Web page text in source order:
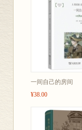
一间自己的房间
¥38.00